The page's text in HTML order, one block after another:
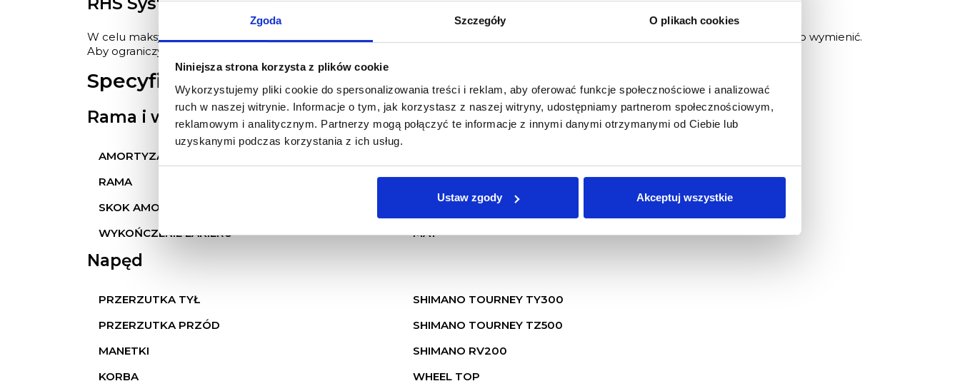
Zgoda Szczegóły O plikach cookies
Niniejsza strona korzysta z plików cookie
Wykorzystujemy pliki cookie do spersonalizowania treści i reklam, aby oferować funkcje społecznościowe i analizować
ruch w naszej witrynie. Informacje o tym, jak korzystasz z naszej witryny, udostępniamy partnerom społecznościowym,
reklamowym i analitycznym. Partnerzy mogą połączyć te informacje z innymi danymi otrzymanymi od Ciebie lub
uzyskanymi podczas korzystania z ich usług.
Ustaw zgody Akceptuj wszystkie
W celu maksymalnej ochrony naszych ram stworzyliśmy system wymiennych haków, które w razie uszkodzenia można łatwo i szybko wymienić.
Aby ograniczyć możliwość uszkodzenia ramy do minimum gwinty umieszczamy na haku lub na specjalnej nakrętce.
Specyfikacja:
Rama i widelec
AMORTYZATOR / WIDELEC
RAMA
ALUMINIUM PERFORMANCE
SKOK AMORTYZATORA PRZÓD
WYKOŃCZENIE LAKIERU
MAT
Napęd
PRZERZUTKA TYŁ
SHIMANO TOURNEY TY300
PRZERZUTKA PRZÓD
SHIMANO TOURNEY TZ500
MANETKI
SHIMANO RV200
KORBA
WHEEL TOP